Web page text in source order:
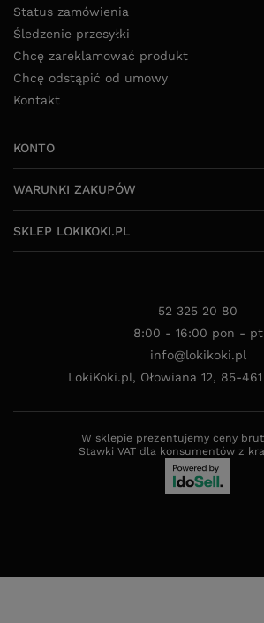
Status zamówienia
Śledzenie przesyłki
Chcę zareklamować produkt
Chcę odstąpić od umowy
Kontakt
KONTO
WARUNKI ZAKUPÓW
SKLEP LOKIKOKI.PL
52 325 20 80
8:00 - 16:00 pon - pt
info@lokikoki.pl
LokiKoki.pl, Ołowiana 12, 85-461
W sklepie prezentujemy ceny
Stawki VAT dla konsumentów z